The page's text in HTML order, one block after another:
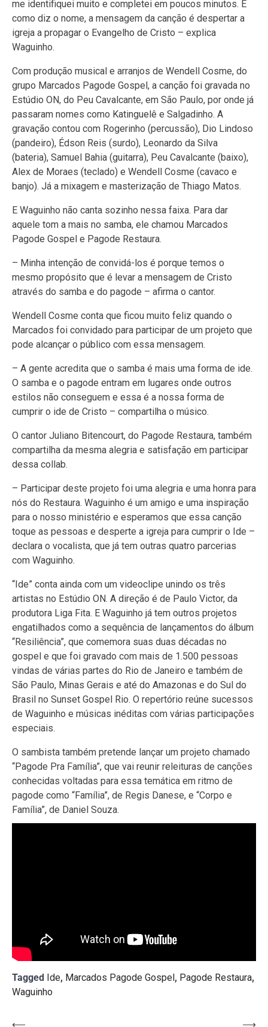
me identifiquei muito e completei em poucos minutos. E
como diz o nome, a mensagem da canção é despertar a
igreja a propagar o Evangelho de Cristo – explica
Waguinho.
Com produção musical e arranjos de Wendell Cosme, do
grupo Marcados Pagode Gospel, a canção foi gravada no
Estúdio ON, do Peu Cavalcante, em São Paulo, por onde já
passaram nomes como Katinguelê e Salgadinho. A
gravação contou com Rogerinho (percussão), Dio Lindoso
(pandeiro), Édson Reis (surdo), Leonardo da Silva
(bateria), Samuel Bahia (guitarra), Peu Cavalcante (baixo),
Alex de Moraes (teclado) e Wendell Cosme (cavaco e
banjo). Já a mixagem e masterização de Thiago Matos.
E Waguinho não canta sozinho nessa faixa. Para dar
aquele tom a mais no samba, ele chamou Marcados
Pagode Gospel e Pagode Restaura.
– Minha intenção de convidá-los é porque temos o
mesmo propósito que é levar a mensagem de Cristo
através do samba e do pagode – afirma o cantor.
Wendell Cosme conta que ficou muito feliz quando o
Marcados foi convidado para participar de um projeto que
pode alcançar o público com essa mensagem.
– A gente acredita que o samba é mais uma forma de ide.
O samba e o pagode entram em lugares onde outros
estilos não conseguem e essa é a nossa forma de
cumprir o ide de Cristo – compartilha o músico.
O cantor Juliano Bitencourt, do Pagode Restaura, também
compartilha da mesma alegria e satisfação em participar
dessa collab.
– Participar deste projeto foi uma alegria e uma honra para
nós do Restaura. Waguinho é um amigo e uma inspiração
para o nosso ministério e esperamos que essa canção
toque as pessoas e desperte a igreja para cumprir o Ide –
declara o vocalista, que já tem outras quatro parcerias
com Waguinho.
“Ide” conta ainda com um videoclipe unindo os três
artistas no Estúdio ON. A direção é de Paulo Victor, da
produtora Liga Fita. E Waguinho já tem outros projetos
engatilhados como a sequência de lançamentos do álbum
“Resiliência”, que comemora suas duas décadas no
gospel e que foi gravado com mais de 1.500 pessoas
vindas de várias partes do Rio de Janeiro e também de
São Paulo, Minas Gerais e até do Amazonas e do Sul do
Brasil no Sunset Gospel Rio. O repertório reúne sucessos
de Waguinho e músicas inéditas com várias participações
especiais.
O sambista também pretende lançar um projeto chamado
“Pagode Pra Família”, que vai reunir releituras de canções
conhecidas voltadas para essa temática em ritmo de
pagode como “Família”, de Regis Danese, e “Corpo e
Família”, de Daniel Souza.
Tagged Ide, Marcados Pagode Gospel, Pagode Restaura,
Waguinho
⟵ ⟶